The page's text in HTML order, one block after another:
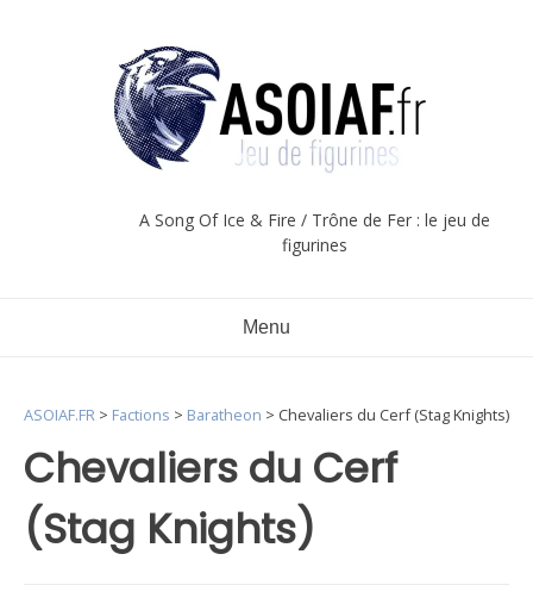
A Song Of Ice & Fire / Trône de Fer : le jeu de
figurines
Menu
Chevaliers du Cerf
(Stag Knights)
ASOIAF.FR > Factions > Baratheon > Chevaliers du Cerf (Stag Knights)